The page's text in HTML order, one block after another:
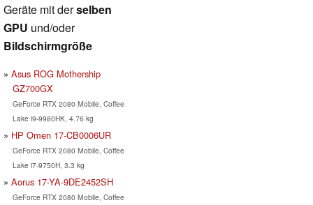
Geräte mit derselben
GPU und/oder
Bildschirmgröße
Asus ROG Mothership
GZ700GX
GeForce RTX 2080 Mobile, Coffee
Lake i9-9980HK, 4.76 kg
HP Omen 17-CB0006UR
GeForce RTX 2080 Mobile, Coffee
Lake i7-9750H, 3.3 kg
Aorus 17-YA-9DE2452SH
GeForce RTX 2080 Mobile, Coffee